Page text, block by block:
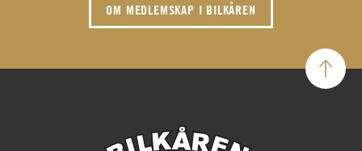
OM MEDLEMSKAP I BILKÅREN